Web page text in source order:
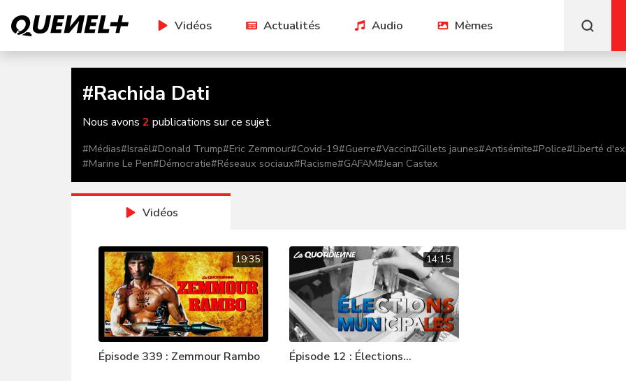
Vidéos Actualités Audio Mèmes
#Rachida Dati
Nous avons 2 publications sur ce sujet.
#Médias#Israël#Donald Trump#Eric Zemmour#Covid-19#Guerre#Vaccin#Gillets jaunes#Antisémite#Police#Liberté
#Marine Le Pen#Démocratie#Réseaux sociaux#Racisme#GAFAM#Jean Castex
Vidéos
19:35
Épisode 339 : Zemmour Rambo
14:15
Épisode 12 : Élections